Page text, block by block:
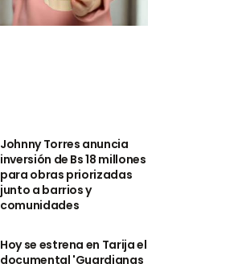
Johnny Torres anuncia
inversión de Bs 18 millones
para obras priorizadas
junto a barrios y
comunidades
Hoy se estrena en Tarija el
documental 'Guardianas